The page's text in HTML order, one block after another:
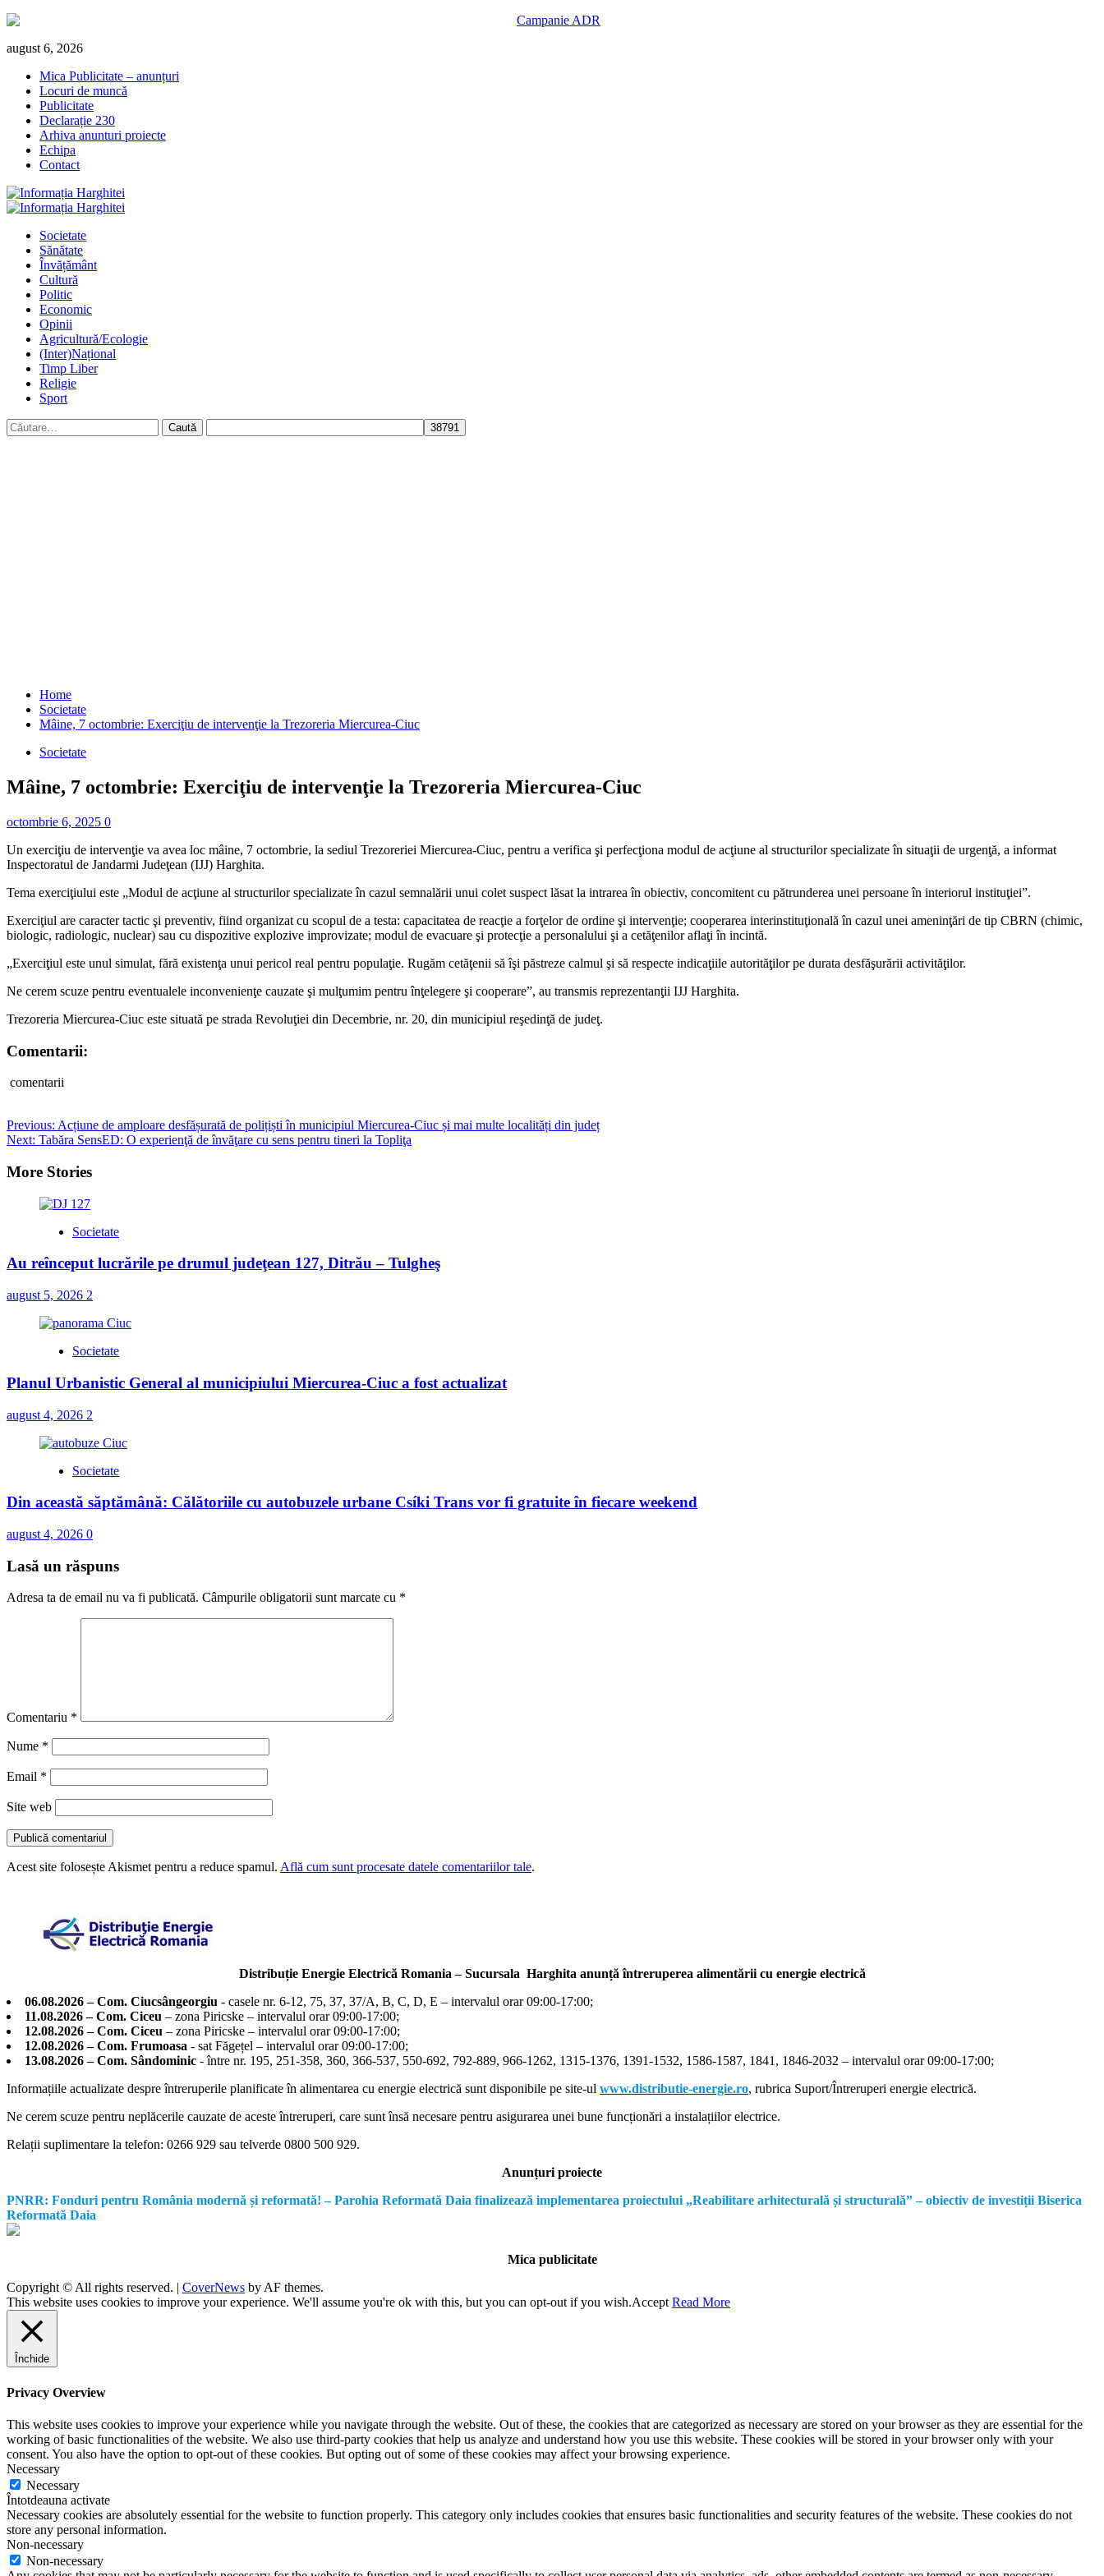
Skip
content
august 6, 2026
Mica Publicitate – anunțuri
Locuri de muncă
Publicitate
Declarație 230
Arhiva anunturi proiecte
Echipa
Contact
Primary
Societate
Sănătate
Învățământ
Cultură
Politic
Economic
Opinii
Agricultură/Ecologie
(Inter)Național
Timp Liber
Religie
Sport
Caută
după:
Home
Societate
Mâine, 7 octombrie: Exerciţiu de intervenţie la Trezoreria Miercurea-Ciuc
Societate
Mâine, 7 octombrie: Exerciţiu de intervenţie la Trezoreria Miercurea-Ciuc
octombrie 6, 2025 0
Un exerciţiu de intervenţie va avea loc mâine, 7 octombrie, la sediul Trezoreriei Miercurea-Ciuc, pentru a verifica şi perfecţiona modul de acţiune al structurilor specializate în situaţii de urgenţă, a informat
Inspectoratul de Jandarmi Judeţean (IJJ) Harghita.
Tema exerciţiului este „Modul de acţiune al structurilor specializate în cazul semnalării unui colet suspect lăsat la intrarea în obiectiv, concomitent cu pătrunderea unei persoane în interiorul instituţiei”.
Exerciţiul are caracter tactic şi preventiv, fiind organizat cu scopul de a testa: capacitatea de reacţie a forţelor de ordine şi intervenţie; cooperarea interinstituţională în cazul unei ameninţări de tip CBRN (chimic,
biologic, radiologic, nuclear) sau cu dispozitive explozive improvizate; modul de evacuare şi protecţie a personalului şi a cetăţenilor aflaţi în incintă.
„Exerciţiul este unul simulat, fără existenţa unui pericol real pentru populaţie. Rugăm cetăţenii să îşi păstreze calmul şi să respecte indicaţiile autorităţilor pe durata desfăşurării activităţilor.
Ne cerem scuze pentru eventualele inconvenienţe cauzate şi mulţumim pentru înţelegere şi cooperare”, au transmis reprezentanţii IJJ Harghita.
Trezoreria Miercurea-Ciuc este situată pe strada Revoluţiei din Decembrie, nr. 20, din municipiul reşedinţă de judeţ.
Comentarii:
comentarii
Post
navigation
Previous: Acțiune de amploare desfășurată de polițiști în municipiul Miercurea-Ciuc și mai multe localități din județ
Next: Tabăra SensED: O experienţă de învăţare cu sens pentru tineri la Topliţa
More Stories
Societate
Au reînceput lucrările pe drumul judeţean 127, Ditrău – Tulgheş
august 5, 2026 2
Societate
Planul Urbanistic General al municipiului Miercurea-Ciuc a fost actualizat
august 4, 2026 2
Societate
Din această săptămână: Călătoriile cu autobuzele urbane Csíki Trans vor fi gratuite în fiecare weekend
august 4, 2026 0
Lasă un răspuns
Adresa ta de email nu va fi publicată. Câmpurile obligatorii sunt marcate cu *
Comentariu *
Nume *
Email *
Site web
Acest site folosește Akismet pentru a reduce spamul. Află cum sunt procesate datele comentariilor tale.
Distribuție Energie Electrică Romania – Sucursala Harghita anunță întreruperea alimentării cu energie electrică
06.08.2026 – Com. Ciucsângeorgiu - casele nr. 6-12, 75, 37, 37/A, B, C, D, E – intervalul orar 09:00-17:00;
11.08.2026 – Com. Ciceu – zona Piricske – intervalul orar 09:00-17:00;
12.08.2026 – Com. Ciceu – zona Piricske – intervalul orar 09:00-17:00;
12.08.2026 – Com. Frumoasa - sat Făgețel – intervalul orar 09:00-17:00;
13.08.2026 – Com. Sândominic - între nr. 195, 251-358, 360, 366-537, 550-692, 792-889, 966-1262, 1315-1376, 1391-1532, 1586-1587, 1841, 1846-2032 – intervalul orar 09:00-17:00;
Informațiile actualizate despre întreruperile planificate în alimentarea cu energie electrică sunt disponibile pe site-ul www.distributie-energie.ro, rubrica Suport/Întreruperi energie electrică.
Ne cerem scuze pentru neplăcerile cauzate de aceste întreruperi, care sunt însă necesare pentru asigurarea unei bune funcționări a instalațiilor electrice.
Relații suplimentare la telefon: 0266 929 sau telverde 0800 500 929.
Anunțuri proiecte
PNRR: Fonduri pentru România modernă și reformată! – Parohia Reformată Daia finalizează implementarea proiectului „Reabilitare arhitecturală și structurală” – obiectiv de investiții Biserica
Reformată Daia
Mica publicitate
Copyright © All rights reserved. | CoverNews by AF themes.
This website uses cookies to improve your experience. We'll assume you're ok with this, but you can opt-out if you wish.Accept Read More
Închide
Privacy Overview
This website uses cookies to improve your experience while you navigate through the website. Out of these, the cookies that are categorized as necessary are stored on your browser as they are essential for the
working of basic functionalities of the website. We also use third-party cookies that help us analyze and understand how you use this website. These cookies will be stored in your browser only with your
consent. You also have the option to opt-out of these cookies. But opting out of some of these cookies may affect your browsing experience.
Necessary
Necessary
Întotdeauna activate
Necessary cookies are absolutely essential for the website to function properly. This category only includes cookies that ensures basic functionalities and security features of the website. These cookies do not
store any personal information.
Non-necessary
Non-necessary